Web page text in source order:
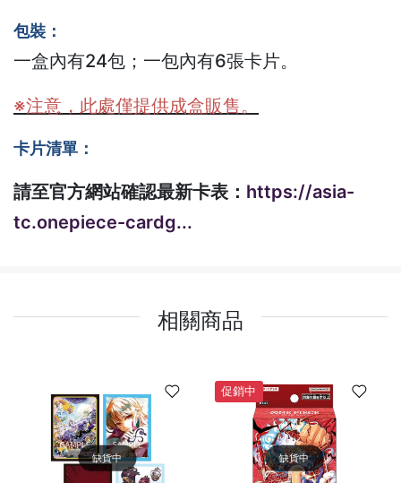
包裝：
一盒內有24包；一包內有6張卡片。
※注意，此處僅提供成盒販售。
卡片清單：
請至官方網站確認最新卡表： https://asia-
tc.onepiece-cardg...
相關商品
缺貨中 缺貨中
促銷中